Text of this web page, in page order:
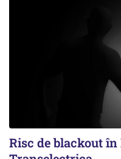
Risc de blackout în